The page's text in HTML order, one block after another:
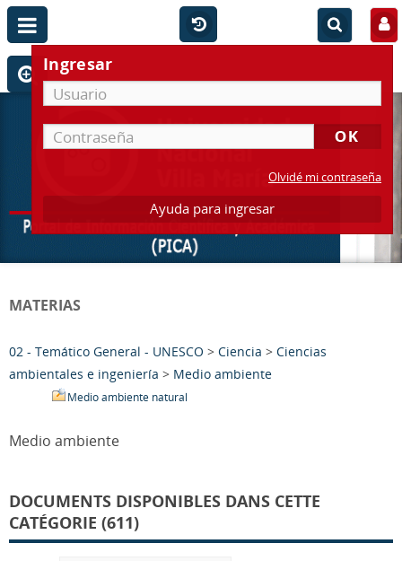
Ingresar
Olvidé mi contraseña
Ayuda para ingresar
MATERIAS
02 - Temático General - UNESCO > Ciencia > Ciencias
ambientales e ingeniería > Medio ambiente
Medio ambiente natural
Medio ambiente
DOCUMENTS DISPONIBLES DANS CETTE
CATÉGORIE (611)